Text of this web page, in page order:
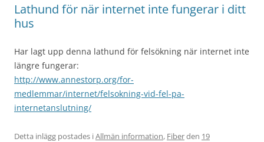
Lathund för när internet inte fungerar i ditt
hus
Har lagt upp denna lathund för felsökning när internet inte
längre fungerar:
http://www.annestorp.org/for-
medlemmar/internet/felsokning-vid-fel-pa-
internetanslutning/
Detta inlägg postades iAllmän information, Fiberden 19